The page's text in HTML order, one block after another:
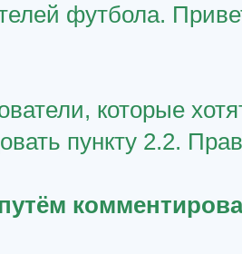
футбола.
которые
пункту 2.2.